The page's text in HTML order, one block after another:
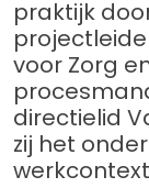
praktijk
voor Zorg
directielid
zij het